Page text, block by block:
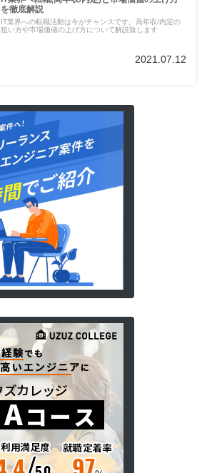
を徹底解説
IT業界への転職活動は今がチャンスです。高年収/内定の
狙い方や市場価値の上げ方について解説致します
2021.07.12